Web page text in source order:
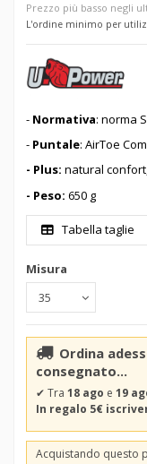
Prezzo più basso negli
L'ordine minimo per
- Normativa: norma
- Puntale: AirToe
- Plus: natural
- Peso: 650 g
Tabella taglie
Misura
Ordina
consegnato...
✔ Tra 18 ago e 19
In regalo 5€
Acquistando questo